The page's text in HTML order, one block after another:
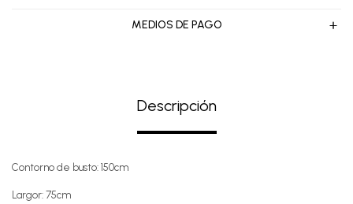
MEDIOS DE PAGO
Descripción
Contorno de busto: 150cm
Largor: 75cm